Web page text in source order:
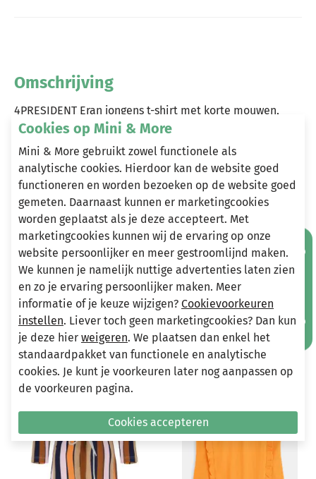
Omschrijving
4PRESIDENT Eran jongens t-shirt met korte mouwen,
kleurvakken, borst print en badge met 4PRESIDENT logo
aan de zijkant. 95% katoen, 5% elastaan
Heeft u vragen?
Stuur een e-mail
info@miniandmore.nl
Andere bekeken ook
Wellicht ook iets voor jou?
-75% -70%
Mis geen aanbiedingen!
Cookies op Mini & More
Mini & More gebruikt zowel functionele als
analytische cookies. Hierdoor kan de website goed
functioneren en worden bezoeken op de website goed
gemeten. Daarnaast kunnen er marketingcookies
worden geplaatst als je deze accepteert. Met
marketingcookies kunnen wij de ervaring op onze
website persoonlijker en meer gestroomlijnd maken.
We kunnen je namelijk nuttige advertenties laten zien
en zo je ervaring persoonlijker maken. Meer
informatie of je keuze wijzigen? Cookievoorkeuren
instellen. Liever toch geen marketingcookies? Dan kun
je deze hier weigeren. We plaatsen dan enkel het
standaardpakket van functionele en analytische
cookies. Je kunt je voorkeuren later nog aanpassen op
de voorkeuren pagina.
Cookies accepteren